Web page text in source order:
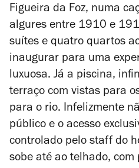
Figueira da Foz, numa
algures entre 1910 e
suítes e quatro quartos
inaugurar para uma
luxuosa. Já a piscina,
terraço com vistas para
para o rio. Infelizmente
público e o acesso
controlado pelo staff do
sobe até ao telhado, com